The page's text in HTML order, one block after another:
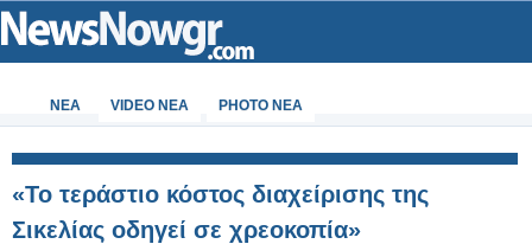
ΝΕΑ VIDEO NEA PHOTO NEA
«Το τεράστιο κόστος διαχείρισης της
Σικελίας οδηγεί σε χρεοκοπία»